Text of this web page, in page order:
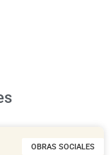
OBRAS SOCIALES